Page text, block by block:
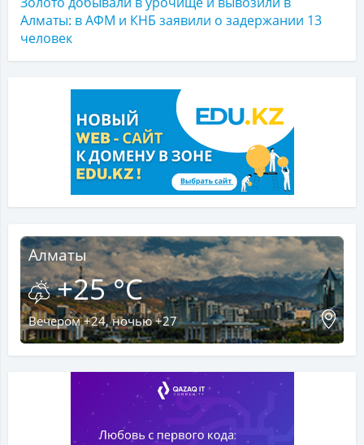
Алматы: в АФМ и КНБ заявили о задержании 13
человек
Алматы
+25 °C
Вечером +24, ночью +27